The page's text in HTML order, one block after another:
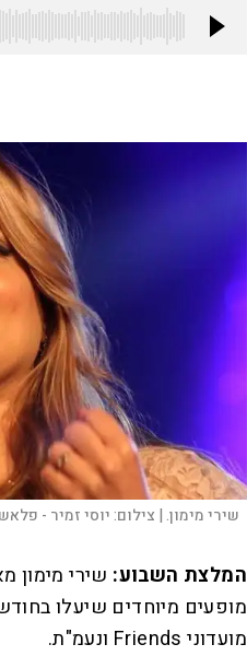
שירי מימון. | צילום:יוסי זמיר - פלאש
המלצת השבוע: שירי מימון
מופעים מיוחדים שיעלו
מועדוני Friends ונעמ"ת.